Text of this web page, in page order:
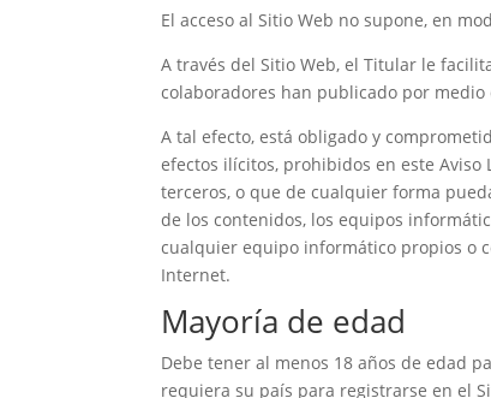
El acceso al Sitio Web no supone, en
A través del Sitio Web, el Titular le
colaboradores han publicado por medio
A tal efecto, está obligado y
efectos ilícitos, prohibidos en este Aviso
terceros, o que de cualquier forma
de los contenidos, los equipos
cualquier equipo informático propios o
Internet.
Mayoría de edad
Debe tener al menos 18 años de edad
requiera su país para registrarse en el